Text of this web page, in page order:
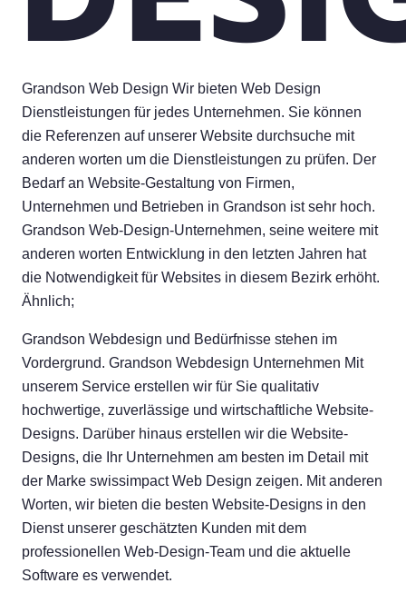
Grandson Web Design Wir bieten Web Design
Dienstleistungen für jedes Unternehmen. Sie können
die Referenzen auf unserer Website durchsuche mit
anderen worten um die Dienstleistungen zu prüfen. Der
Bedarf an Website-Gestaltung von Firmen,
Unternehmen und Betrieben in Grandson ist sehr hoch.
Grandson Web-Design-Unternehmen, seine weitere mit
anderen worten Entwicklung in den letzten Jahren hat
die Notwendigkeit für Websites in diesem Bezirk erhöht.
Ähnlich;
Grandson Webdesign und Bedürfnisse stehen im
Vordergrund. Grandson Webdesign Unternehmen Mit
unserem Service erstellen wir für Sie qualitativ
hochwertige, zuverlässige und wirtschaftliche Website-
Designs. Darüber hinaus erstellen wir die Website-
Designs, die Ihr Unternehmen am besten im Detail mit
der Marke swissimpact Web Design zeigen. Mit anderen
Worten, wir bieten die besten Website-Designs in den
Dienst unserer geschätzten Kunden mit dem
professionellen Web-Design-Team und die aktuelle
Software es verwendet.